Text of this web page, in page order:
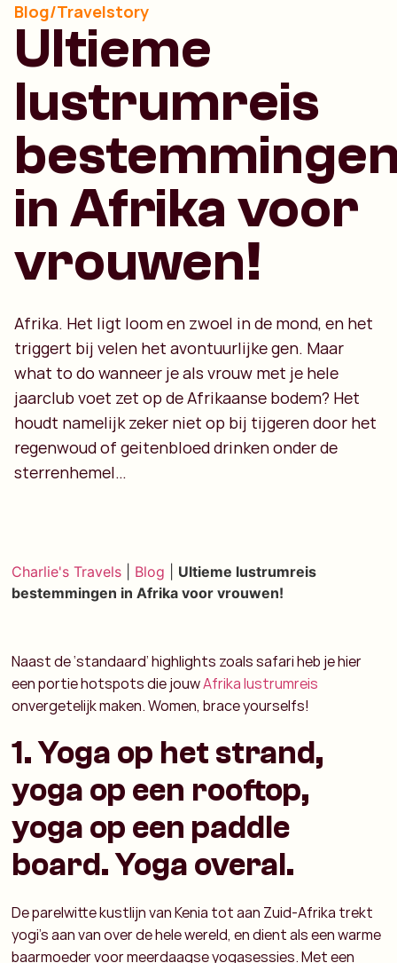
Blog/Travelstory
Ultieme
lustrumreis
in Afrika voor
vrouwen!
Afrika. Het ligt loom en zwoel in de mond, en het
triggert bij velen het avontuurlijke gen. Maar
what to do wanneer je als vrouw met je hele
jaarclub voet zet op de Afrikaanse bodem? Het
houdt namelijk zeker niet op bij tijgeren door het
regenwoud of geitenbloed drinken onder de
sterrenhemel…
Charlie's Travels Blog
Ultieme lustrumreis
bestemmingen in Afrika voor vrouwen!
Naast de ‘standaard’ highlights zoals safari heb je hier
een portie hotspots die jouwAfrika lustrumreis
onvergetelijk maken. Women, brace yourselfs!
1. Yoga op het strand,
yoga op een rooftop,
yoga op een paddle
board. Yoga overal.
De parelwitte kustlijn van Kenia tot aan Zuid-Afrika trekt
yogi’s aan van over de hele wereld, en dient als een warme
baarmoeder voor meerdaagse yogasessies. Met een